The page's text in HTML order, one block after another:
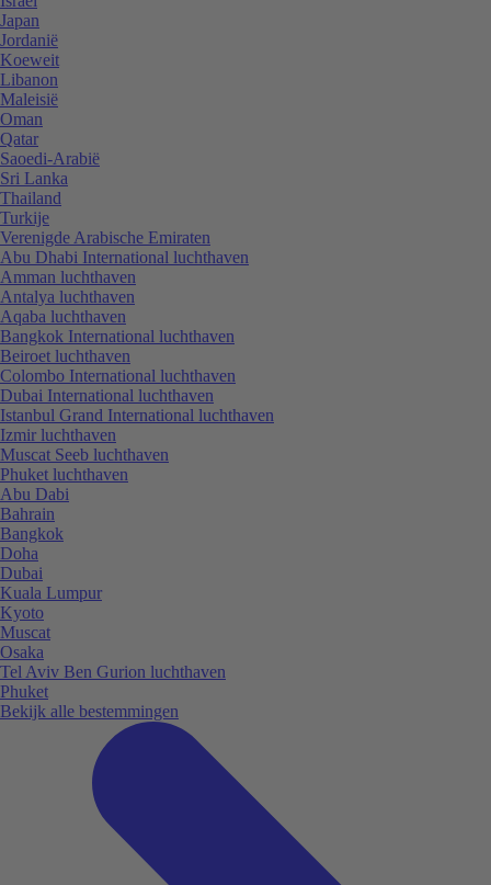
Japan
Jordanië
Koeweit
Libanon
Maleisië
Oman
Qatar
Saoedi-Arabië
Sri Lanka
Thailand
Turkije
Verenigde Arabische Emiraten
Abu Dhabi International luchthaven
Amman luchthaven
Antalya luchthaven
Aqaba luchthaven
Bangkok International luchthaven
Beiroet luchthaven
Colombo International luchthaven
Dubai International luchthaven
Istanbul Grand International luchthaven
Izmir luchthaven
Muscat Seeb luchthaven
Phuket luchthaven
Abu Dabi
Bahrain
Bangkok
Doha
Dubai
Kuala Lumpur
Kyoto
Muscat
Osaka
Tel Aviv Ben Gurion luchthaven
Phuket
Bekijk alle bestemmingen